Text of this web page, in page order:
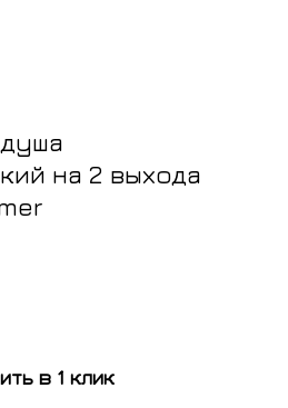
на 2 выхода
в 1 клик